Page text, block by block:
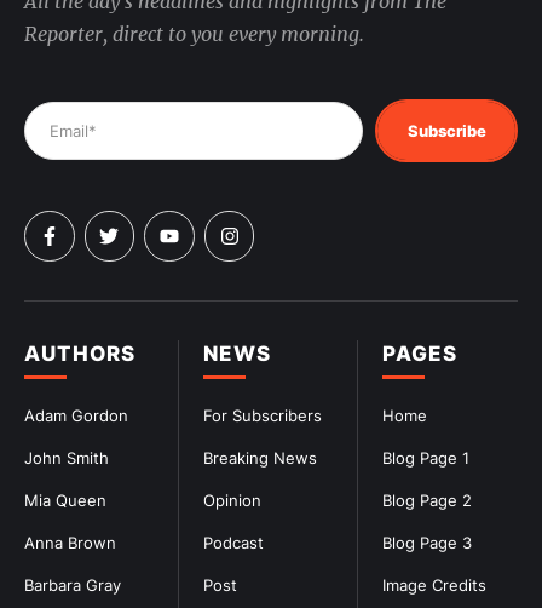
PAGES
Home
Blog Page 1
Blog Page 2
Blog Page 3
Image Credits
NEWS
For Subscribers
Breaking News
Opinion
Podcast
Post
AUTHORS
Adam Gordon
John Smith
Mia Queen
Anna Brown
Barbara Gray
Reporter, direct to you every morning.
Subscribe